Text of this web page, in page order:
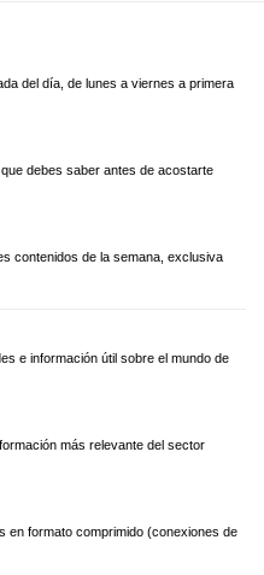
del día, de lunes a viernes a primera
debes saber antes de acostarte
contenidos de la semana, exclusiva
e información útil sobre el mundo de
más relevante del sector
en formato comprimido (conexiones de